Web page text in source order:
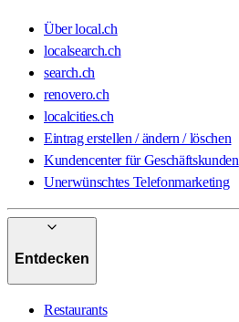
Über local.ch
localsearch.ch
search.ch
renovero.ch
localcities.ch
Eintrag erstellen / ändern / löschen
Kundencenter für Geschäftskunden
Unerwünschtes Telefonmarketing
Entdecken
Restaurants